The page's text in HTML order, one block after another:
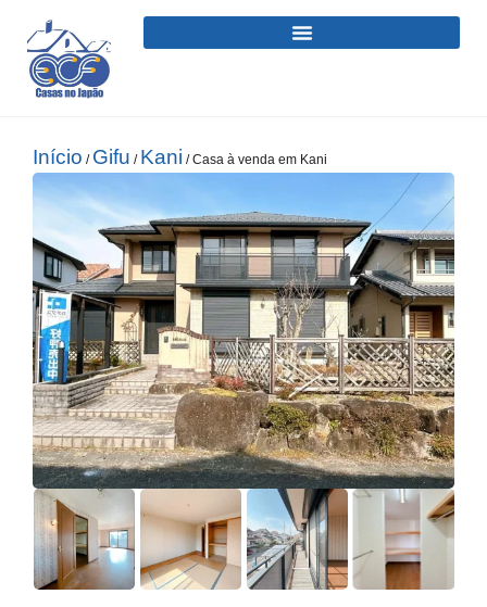
Início / Gifu / Kani / Casa à venda em Kani